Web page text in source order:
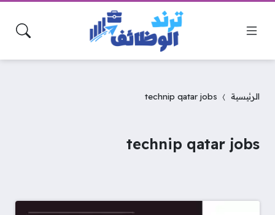
الرئيسية technip qatar jobs
technip qatar jobs